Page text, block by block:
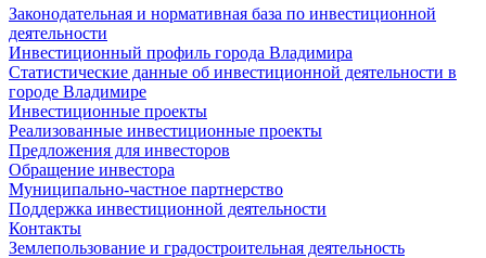
Законодательная и нормативная база по инвестиционной
деятельности
Инвестиционный профиль города Владимира
Статистические данные об инвестиционной деятельности в
городе Владимире
Инвестиционные проекты
Реализованные инвестиционные проекты
Предложения для инвесторов
Обращение инвестора
Муниципально-частное партнерство
Поддержка инвестиционной деятельности
Контакты
Землепользование и градостроительная деятельность